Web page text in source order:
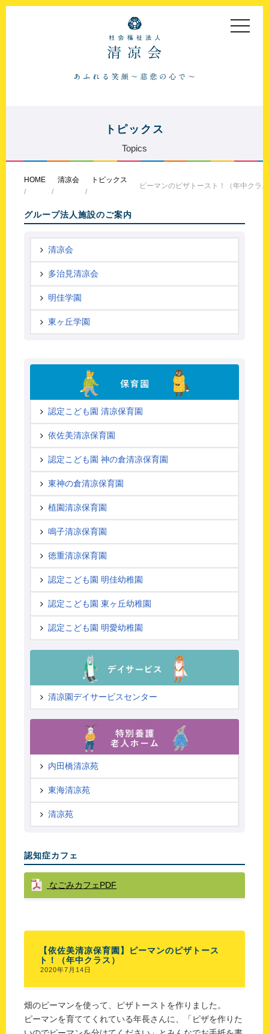
toggle
トピックス
Topics
HOME 清凉会 トピックス
ピーマンのピザトースト！（年中クラ
グループ法人施設のご案内
清凉会
多治見清凉会
明佳学園
東ヶ丘学園
認定こども園 清凉保育園
依佐美清凉保育園
認定こども園 神の倉清凉保育園
東神の倉清凉保育園
植園清凉保育園
鳴子清凉保育園
徳重清凉保育園
認定こども園 明佳幼稚園
認定こども園 東ヶ丘幼稚園
認定こども園 明愛幼稚園
清凉園デイサービスセンター
内田橋清凉苑
東海清凉苑
清凉苑
認知症カフェ
なごみカフェPDF
【依佐美清凉保育園】ピーマンのピザトース
ト！（年中クラス）
2020年7月14日
畑のピーマンを使って、ピザトーストを作りました。
ピーマンを育ててくれている年長さんに、「ピザを作りた